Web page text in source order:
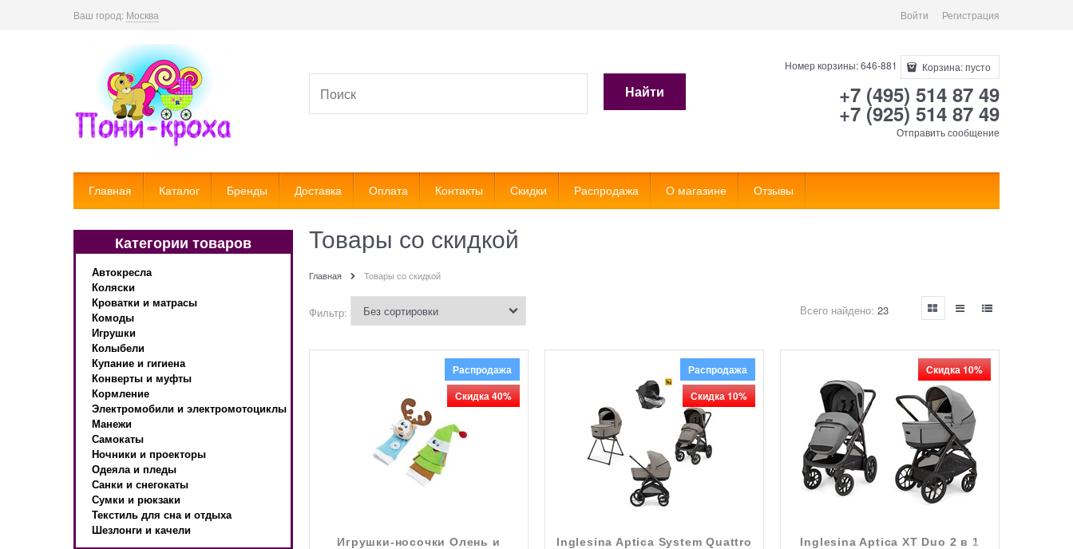
Ваш город: Москва Войти Регистрация
Найти
Номер корзины: 646-881 Корзина:пусто
+7 (495) 514 87 49
+7 (925) 514 87 49
Отправить сообщение
Главная Каталог Бренды Доставка Оплата Контакты Скидки Распродажа О магазине Отзывы
Категории товаров
Автокресла
Коляски
Кроватки и матрасы
Комоды
Игрушки
Колыбели
Купание и гигиена
Конверты и муфты
Кормление
Электромобили и электромотоциклы
Манежи
Самокаты
Ночники и проекторы
Одеяла и пледы
Санки и снегокаты
Сумки и рюкзаки
Текстиль для сна и отдыха
Шезлонги и качели
Товары со скидкой
Главная Товары со скидкой
Фильтр: Всего найдено: 23
Игрушки-носочки Олень и
Распродажа
Скидка 40%
Inglesina Aptica System Quattro
Распродажа
Скидка 10%
Inglesina Aptica XT Duo 2 в 1
Скидка 10%